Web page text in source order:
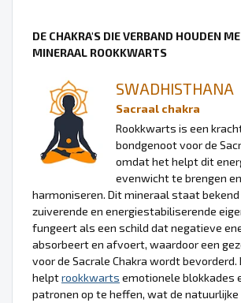
DE CHAKRA'S DIE VERBAND HOUDEN
MINERAAL ROOKKWARTS
SWADHISTHANA
Sacraal chakra
Rookkwarts is een
bondgenoot voor de
omdat het helpt dit
evenwicht te brengen
harmoniseren. Dit mineraal staat bekend
zuiverende en energiestabiliserende
fungeert als een schild dat negatieve
absorbeert en afvoert, waardoor een
voor de Sacrale Chakra wordt bevorderd.
helptrookkwarts emotionele blokkades
patronen op te heffen, wat de